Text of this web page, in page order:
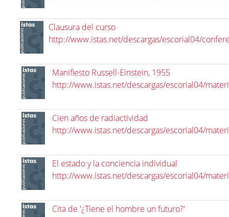
Clausura del curso
http://www.istas.net/descargas/escorial04/
Manifiesto Russell-Einstein, 1955
http://www.istas.net/descargas/escorial04/
Cien años de radiactividad
http://www.istas.net/descargas/escorial04/
El estado y la conciencia individual
http://www.istas.net/descargas/escorial04/
Cita de '¿Tiene el hombre un futuro?'